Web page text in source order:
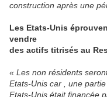
construction après une
Les Etats-Unis
vendre
des actifs titrisés au
« Les non résidents
Etats-Unis car , une
Etats-Unis était financée